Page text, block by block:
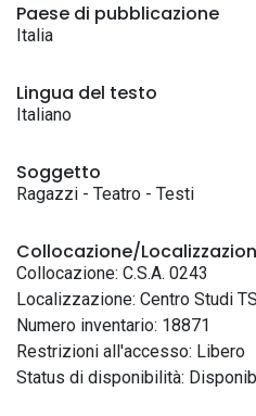
Paese di pubblicazione
Italia
Lingua del testo
Italiano
Soggetto
Ragazzi - Teatro - Testi
Collocazione/
Collocazione: C.S.A. 0243
Localizzazione: Centro Studi
Numero inventario: 18871
Restrizioni all'accesso: Libero
Status di disponibilità: